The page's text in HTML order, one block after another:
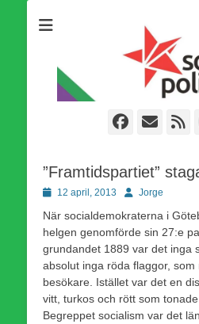
världsomfattande socialistiska
tillgång i kampen
E-
”Framtidspartiet”
Publicerad
12 april, 2013 Författare
Jorge
När socialdemokraterna i
helgen genomförde sin 27:e
grundandet 1889 var det inga
absolut inga röda flaggor, som
besökare. Istället var det en
vitt, turkos och rött som
Begreppet socialism var det